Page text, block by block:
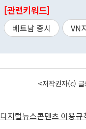
[관련키워드]
베트남 증시 VN
<저작권자(c)
디지털뉴스콘텐츠 이용규